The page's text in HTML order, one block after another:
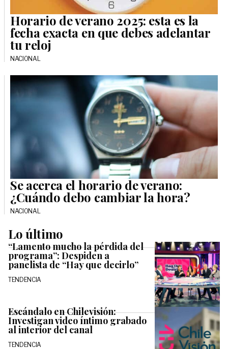
Horario de verano 2025: esta es la
fecha exacta en que debes adelantar
tu reloj
NACIONAL
Se acerca el horario de verano:
¿Cuándo debo cambiar la hora?
NACIONAL
Lo último
“Lamento mucho la pérdida del
programa”: Despiden a
panelista de “Hay que decirlo”
TENDENCIA
Escándalo en Chilevisión:
Investigan video íntimo grabado
al interior del canal
TENDENCIA